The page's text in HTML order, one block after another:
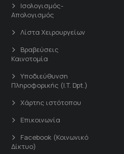
Ισολογισμός-
Απολογισμός
Λίστα Χειρουργείων
Βραβεύσεις
Καινοτομία
Υποδιεύθυνση
Πληροφορικής (I.T. Dpt.)
Χάρτης ιστότοπου
Επικοινωνία
Facebook (Κοινωνικό
Δίκτυο)